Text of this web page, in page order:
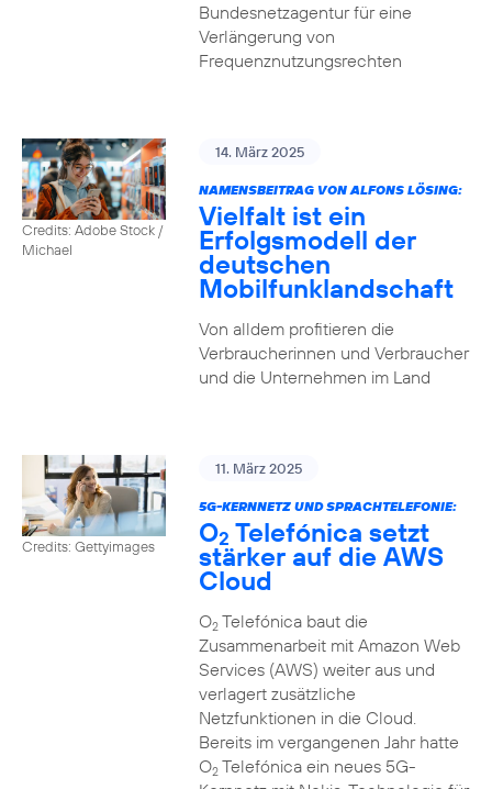
Bundesnetzagentur für eine
Verlängerung von
Frequenznutzungsrechten
Credits: Adobe Stock /
Michael
14. März 2025
NAMENSBEITRAG VON ALFONS LÖSING:
Vielfalt ist ein
Erfolgsmodell der
deutschen
Mobilfunklandschaft
Von alldem profitieren die
Verbraucherinnen und Verbraucher
und die Unternehmen im Land
Credits: Gettyimages
11. März 2025
5G-KERNNETZ UND SPRACHTELEFONIE:
O2 Telefónica setzt
stärker auf die AWS
Cloud
O2Telefónica baut die
Zusammenarbeit mit Amazon Web
Services (AWS) weiter aus und
verlagert zusätzliche
Netzfunktionen in die Cloud.
Bereits im vergangenen Jahr hatte
O2Telefónica ein neues 5G-